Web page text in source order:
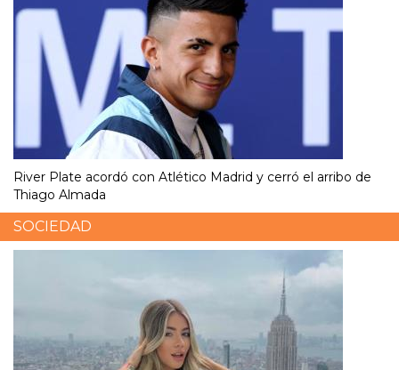
River Plate acordó con Atlético Madrid y cerró el arribo de
Thiago Almada
SOCIEDAD